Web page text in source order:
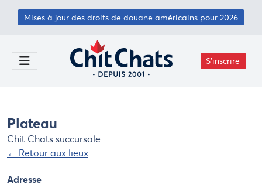
Passer au contenu principal
Mises à jour des droits de douane américains pour 2026
Toggle Menu
S'inscrire
Plateau
Chit Chats succursale
← Retour aux lieux
Adresse